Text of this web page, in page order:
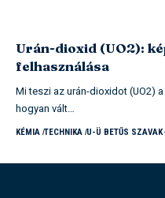
Urán-dioxid (UO2):
felhasználása
Mi teszi az urán-dioxidot (UO2)
hogyan vált…
KÉMIA TECHNIKA U-Ü BETŰS SZAVAK